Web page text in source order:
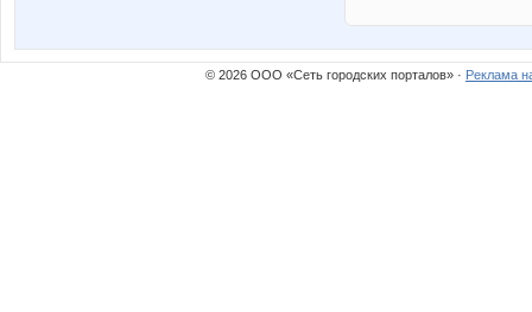
© 2026 ООО «Сеть городских порталов» · Реклама